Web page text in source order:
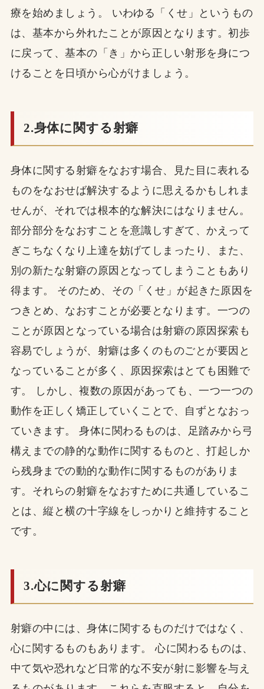
療を始めましょう。 いわゆる「くせ」というもの
は、基本から外れたことが原因となります。初歩
に戻って、基本の「き」から正しい射形を身につ
けることを日頃から心がけましょう。
2.身体に関する射癖
身体に関する射癖をなおす場合、見た目に表れる
ものをなおせば解決するように思えるかもしれま
せんが、それでは根本的な解決にはなりません。
部分部分をなおすことを意識しすぎて、かえって
ぎこちなくなり上達を妨げてしまったり、また、
別の新たな射癖の原因となってしまうこともあり
得ます。 そのため、その「くせ」が起きた原因を
つきとめ、なおすことが必要となります。一つの
ことが原因となっている場合は射癖の原因探索も
容易でしょうが、射癖は多くのものごとが要因と
なっていることが多く、原因探索はとても困難で
す。 しかし、複数の原因があっても、一つ一つの
動作を正しく矯正していくことで、自ずとなおっ
ていきます。 身体に関わるものは、足踏みから弓
構えまでの静的な動作に関するものと、打起しか
ら残身までの動的な動作に関するものがありま
す。それらの射癖をなおすために共通しているこ
とは、縦と横の十字線をしっかりと維持すること
です。
3.心に関する射癖
射癖の中には、身体に関するものだけではなく、
心に関するものもあります。 心に関わるものは、
中て気や恐れなど日常的な不安が射に影響を与え